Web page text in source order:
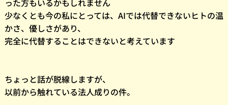
った方もいるかもしれません
少なくとも今の私にとっては、AIでは代替できないヒトの温
かさ、優しさがあり、
完全に代替することはできないと考えています
ちょっと話が脱線しますが、
以前から触れている法人成りの件。